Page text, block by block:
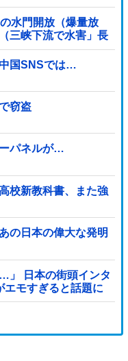
水門開放（爆量放
三峡下流で水害」長
「中国本土...
中国SNSでは…
窃盗
ーパネルが…
校新教科書、また強
の日本の偉大な発明
」 日本の街頭インタ
エモすぎると話題に